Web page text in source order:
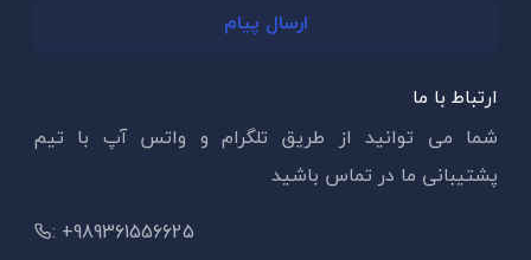
ارسال پیام
ارتباط با ما
شما می توانید از طریق تلگرام و واتس آپ با تیم
پشتیبانی ما در تماس باشید
: +989361556625